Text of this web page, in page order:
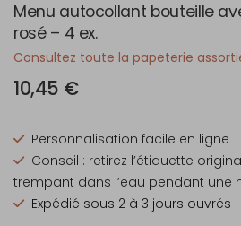
Menu autocollant bouteille
rosé – 4 ex.
Consultez toute la papeterie
10,45 €
Personnalisation facile en ligne
Conseil : retirez l’étiquette
trempant dans l’eau pendant une
Expédié sous 2 à 3 jours ouvrés